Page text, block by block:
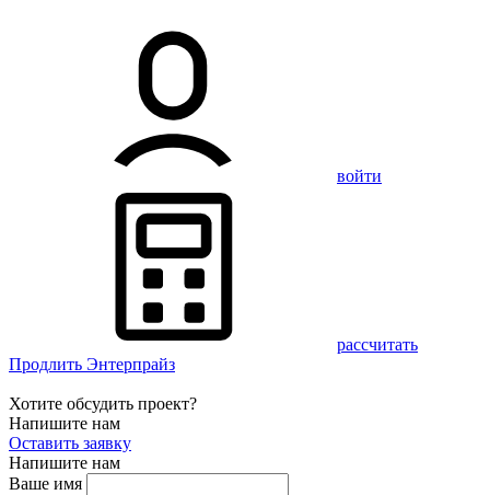
войти
рассчитать
Продлить Энтерпрайз
Хотите обсудить проект?
Напишите нам
Оставить заявку
Напишите нам
Ваше имя